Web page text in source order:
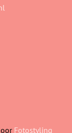
Fotostyling